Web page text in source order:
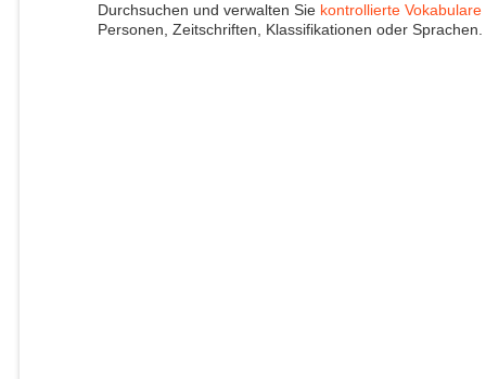
Durchsuchen und verwalten Sie kontrollierte Vokabulare
Personen, Zeitschriften, Klassifikationen oder Sprachen.